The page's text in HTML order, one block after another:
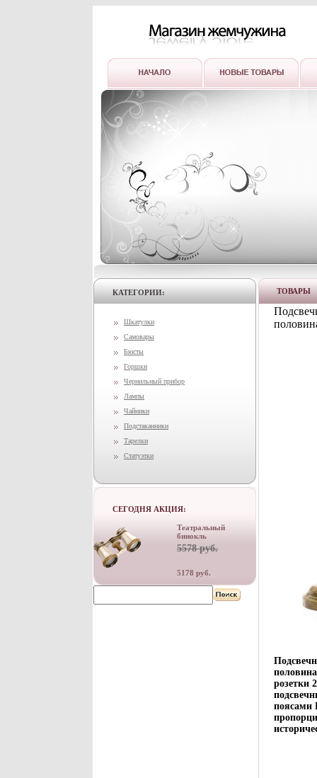
КАТЕГОРИИ:
Шкатулки
Самовары
Бюсты
Горшки
Чернильный прибор
Лампы
Чайники
Подстаканники
Тарелки
Статуэтки
СЕГОДНЯ АКЦИЯ:
Театральный
бинокль
5578 руб.
5178 руб.
ТОВАРЫ
розетки
поясами